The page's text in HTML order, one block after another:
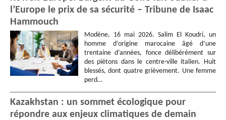
l’Europe le prix de sa sécurité – Tribune de Isaac
Hammouch
Modène, 16 mai 2026. Salim El Koudri, un
homme d’origine marocaine âgé d’une
trentaine d’années, fonce délibérément sur
des piétons dans le centre-ville italien. Huit
blessés, dont quatre grièvement. Une femme
perd…
Kazakhstan : un sommet écologique pour
répondre aux enjeux climatiques de demain